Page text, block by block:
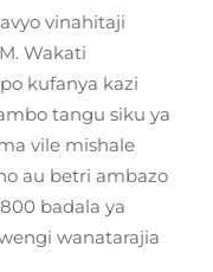
vinahitaji
Wakati
kufanya kazi
tangu siku ya
vile mishale
au betri ambazo
badala ya
wanatarajia